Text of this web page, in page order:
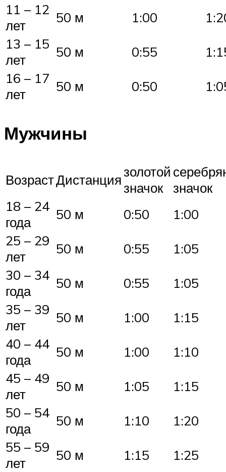
11 – 12
лет
50 м 1:00
13 – 15
лет
50 м 0:55
16 – 17
лет
50 м 0:50
Мужчины
ВозрастДистанциязолотой
значок
значок
18 – 24
года
50 м 0:50
1:00
25 – 29
лет
50 м 0:55
1:05
30 – 34
года
50 м 0:55
1:05
35 – 39
лет
50 м 1:00
1:15
40 – 44
года
50 м 1:00
1:10
45 – 49
лет
50 м 1:05
1:15
50 – 54
года
50 м 1:10
1:20
55 – 59
лет
50 м 1:15
1:25